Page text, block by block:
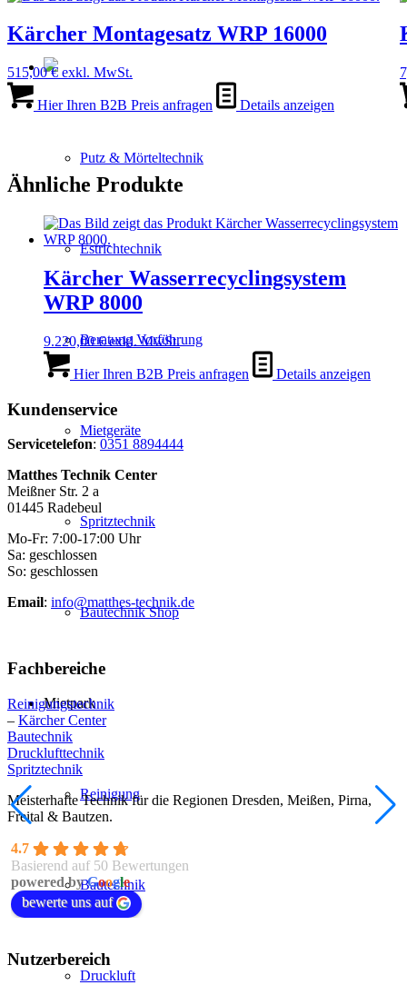
Putz & Mörteltechnik
Estrichtechnik
Beratung Vorführung
Mietgeräte
Spritztechnik
Bautechnik Shop
Mietpark
Reinigung
Bautechnik
Druckluft
Kärcher Montagesatz WRP 16000
515,00€ exkl. MwSt.
Hier Ihren B2B Preis anfragen Details anzeigen
Ähnliche Produkte
Kärcher Wasserrecyclingsystem
WRP 8000
9.220,00€exkl. MwSt.
Hier Ihren B2B Preis anfragen Details anzeigen
Kundenservice
Servicetelefon: 0351 8894444
Matthes Technik Center
Meißner Str. 2 a
01445 Radebeul
Mo-Fr: 7:00-17:00 Uhr
Sa: geschlossen
So: geschlossen
Email: info@matthes-technik.de
Fachbereiche
Reinigungstechnik
– Kärcher Center
Bautechnik
Drucklufttechnik
Spritztechnik
Meisterhafte Technik für die Regionen Dresden, Meißen, Pirna,
Freital & Bautzen.
4.7
Basierend auf 50 Bewertungen
powered byGoogle
bewerte uns auf
Nutzerbereich